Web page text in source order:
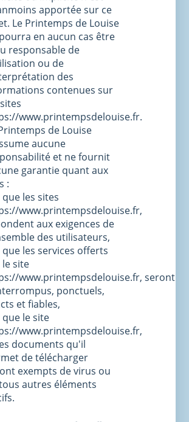
apportée sur ce
Le Printemps de Louise
en aucun cas être
responsable de
ou de
des
contenues sur
www.printempsdelouise.fr.
de Louise
aucune
et ne fournit
garantie quant aux
:
les sites
www.printempsdelouise.fr,
aux exigences de
des utilisateurs,
les services offerts
site
www.printempsdelouise.fr, seront
ponctuels,
et fiables,
le site
www.printempsdelouise.fr,
documents qu'il
de télécharger
exempts de virus ou
autres éléments